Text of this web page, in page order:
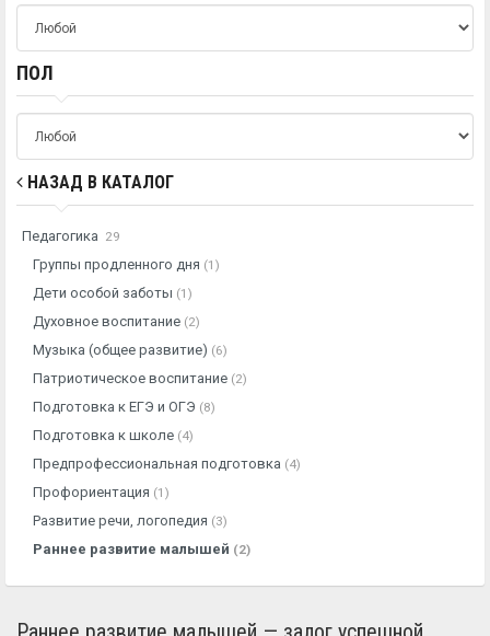
ПОЛ
НАЗАД В КАТАЛОГ
Педагогика 29
Группы продленного дня (1)
Дети особой заботы (1)
Духовное воспитание (2)
Музыка (общее развитие) (6)
Патриотическое воспитание (2)
Подготовка к ЕГЭ и ОГЭ (8)
Подготовка к школе (4)
Предпрофессиональная подготовка (4)
Профориентация (1)
Развитие речи, логопедия (3)
Раннее развитие малышей (2)